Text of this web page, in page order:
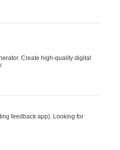
Create high-quality digital
feedback app). Looking for